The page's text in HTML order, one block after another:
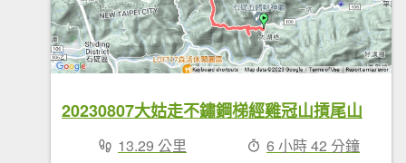
20230807大姑走不鏽鋼梯經雞冠山摃尾山
13.29 公里
6 小時 42 分鐘